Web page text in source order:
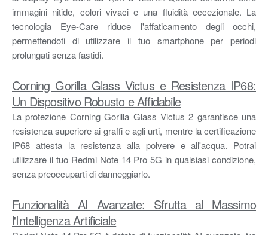
immagini nitide, colori vivaci e una fluidità eccezionale. La
tecnologia Eye-Care riduce l'affaticamento degli occhi,
permettendoti di utilizzare il tuo smartphone per periodi
prolungati senza fastidi.
Corning Gorilla Glass Victus e Resistenza IP68:
Un Dispositivo Robusto e Affidabile
La protezione Corning Gorilla Glass Victus 2 garantisce una
resistenza superiore ai graffi e agli urti, mentre la certificazione
IP68 attesta la resistenza alla polvere e all'acqua. Potrai
utilizzare il tuo Redmi Note 14 Pro 5G in qualsiasi condizione,
senza preoccuparti di danneggiarlo.
Funzionalità AI Avanzate: Sfrutta al Massimo
l'Intelligenza Artificiale